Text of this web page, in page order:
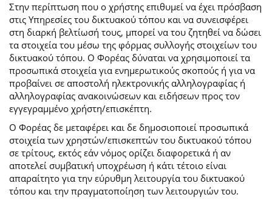
Στην περίπτωση που ο χρήστης επιθυμεί να έχει πρόσβαση
στις Υπηρεσίες του δικτυακού τόπου και να συνεισφέρει
στη διαρκή βελτίωσή τους, μπορεί να του ζητηθεί να δώσει
τα στοιχεία του μέσω της φόρμας συλλογής στοιχείων του
δικτυακού τόπου. Ο Φορέας δύναται να χρησιμοποιεί τα
προσωπικά στοιχεία για ενημερωτικούς σκοπούς ή για να
προβαίνει σε αποστολή ηλεκτρονικής αλληλογραφίας ή
αλληλογραφίας ανακοινώσεων και ειδήσεων προς τον
εγγεγραμμένο χρήστη/επισκέπτη.
Ο Φορέας δε μεταφέρει και δε δημοσιοποιεί προσωπικά
στοιχεία των χρηστών/επισκεπτών του δικτυακού τόπου
σε τρίτους, εκτός εάν νόμος ορίζει διαφορετικά ή αν
αποτελεί συμβατική υποχρέωση ή κάτι τέτοιο είναι
απαραίτητο για την εύρυθμη λειτουργία του δικτυακού
τόπου και την πραγματοποίηση των λειτουργιών του.